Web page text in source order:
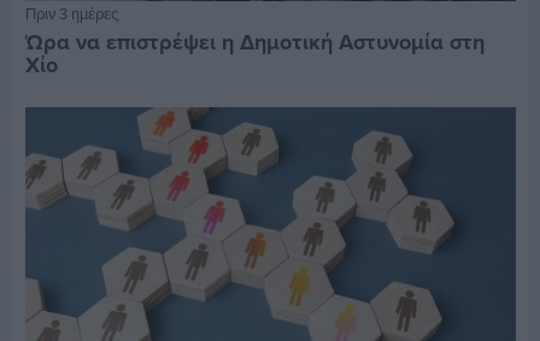
Πριν 3 ημέρες
Ώρα να επιστρέψει η Δημοτική Αστυνομία στη
Χίο